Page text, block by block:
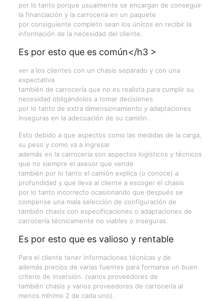
por lo tanto porque usualmente se encargan de conseguir
la financiación y la carrocería en un paquete
por consiguiente completo sean los únicos en recibir la
información de la necesidad del cliente.
Es por esto que es común</h3 >
ver a los clientes con un chasis separado y con una
expectativa
también de carrocería que no es realista para cumplir su
necesidad obligándolos a tomar decisiones
por lo tanto de extra dimensionamiento y adaptaciones
inseguras en la adecuación de su camión.
Esto debido a que aspectos como las medidas de la carga,
su peso y como va a ingresar
además en la carrocería son aspectos logísticos y técnicos
que no siempre el asesor que vende
también por lo tanto el camión explica (o conoce) a
profundidad y que lleva al cliente a escoger el chasis
por lo tanto incorrecto ocasionando que después se
compense una mala selección de configuración de
también chasis con especificaciones o adaptaciones de
carrocería técnicamente no viables o inseguras.
Es por esto que es valioso y rentable
Para el cliente tener informaciones técnicas y de
además precios de varias fuentes para formarse un buen
criterio de inversión. (varios proveedores de
también chasis y varios proveedores de carrocería al
menos mínimo 2 de cada uno).